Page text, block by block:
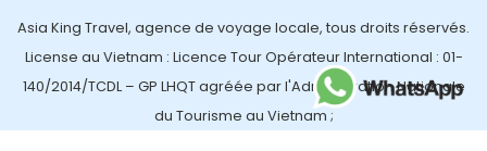
Asia King Travel, agence de voyage locale, tous droits réservés.
License au Vietnam : Licence Tour Opérateur International : 01-
140/2014/TCDL – GP LHQT agréée par l'Administration Nationale
du Tourisme au Vietnam ;